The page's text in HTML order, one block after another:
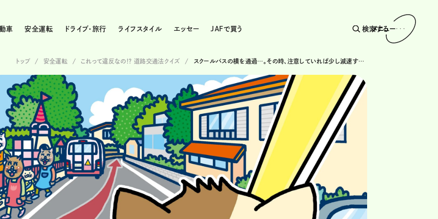
車 安全運転 ドライブ・旅行 ライフスタイル エッセー JAFで買う 検索する
メニュー
トップ 安全運転 これって違反なの!? 道路交通法クイズ スクールバスの横を通過…。その時、注意していれば少し減速するだけでいい？